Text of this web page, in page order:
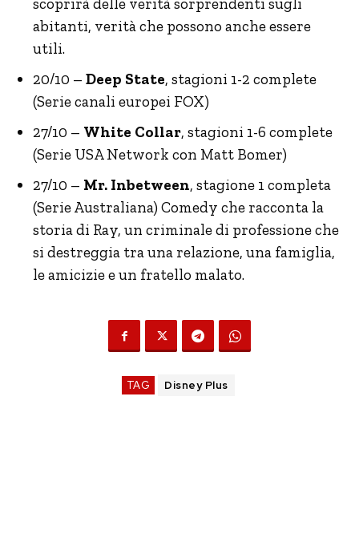
abitanti, verità che possono anche essere
utili.
20/10 – Deep State, stagioni 1-2 complete
(Serie canali europei FOX)
27/10 – White Collar, stagioni 1-6 complete
(Serie USA Network con Matt Bomer)
27/10 – Mr. Inbetween, stagione 1 completa
(Serie Australiana) Comedy che racconta la
storia di Ray, un criminale di professione che
si destreggia tra una relazione, una famiglia,
le amicizie e un fratello malato.
TAG Disney Plus